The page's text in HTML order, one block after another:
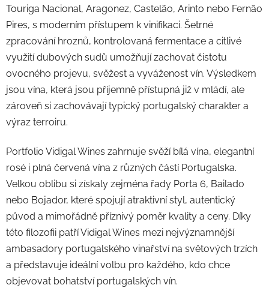
Touriga Nacional, Aragonez, Castelão, Arinto nebo Fernão
Pires, s moderním přístupem k vinifikaci. Šetrné
zpracování hroznů, kontrolovaná fermentace a citlivé
využití dubových sudů umožňují zachovat čistotu
ovocného projevu, svěžest a vyváženost vín. Výsledkem
jsou vína, která jsou příjemně přístupná již v mládí, ale
zároveň si zachovávají typický portugalský charakter a
výraz terroiru.
Portfolio Vidigal Wines zahrnuje svěží bílá vína, elegantní
rosé i plná červená vína z různých částí Portugalska.
Velkou oblibu si získaly zejména řady Porta 6, Bailado
nebo Bojador, které spojují atraktivní styl, autentický
původ a mimořádně příznivý poměr kvality a ceny. Díky
této filozofii patří Vidigal Wines mezi nejvýznamnější
ambasadory portugalského vinařství na světových trzích
a představuje ideální volbu pro každého, kdo chce
objevovat bohatství portugalských vín.